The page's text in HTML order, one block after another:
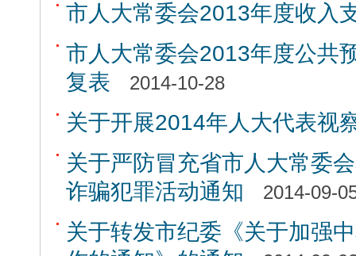
市人大常委会2013年度收入
市人大常委会2013年度公共
复表
2014-10-28
关于开展2014年人大代表视
关于严防冒充省市人大常委
诈骗犯罪活动通知
2014-09-
关于转发市纪委《关于加强